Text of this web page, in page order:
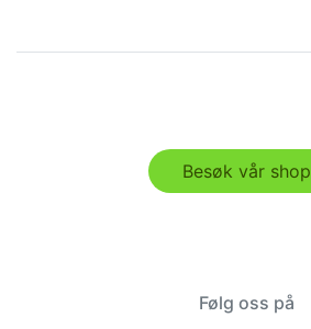
Besøk vår shop
Følg oss på